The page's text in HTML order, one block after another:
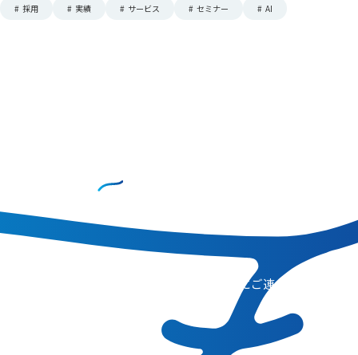
# 採用 # 実績 # サービス # セミナー # AI
コンサルティングのご相談、その他、お気軽にご連